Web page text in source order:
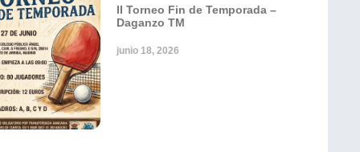
II Torneo Fin de Temporada –
Daganzo TM
junio 18, 2026